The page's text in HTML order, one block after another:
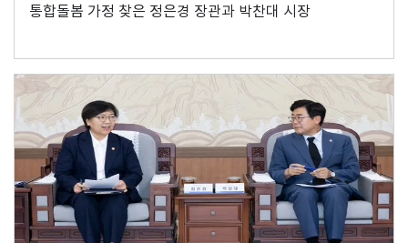
통합돌봄 가정 찾은 정은경 장관과 박찬대 시장